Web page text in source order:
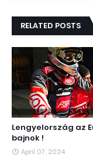
RELATED POSTS
Lengyelország az
bajnok !
April 07, 2024